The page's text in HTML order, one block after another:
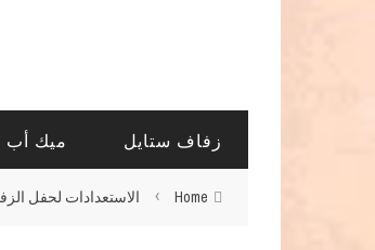
زفاف ستايل ميك أب
Home
› الاستعدادات لحفل